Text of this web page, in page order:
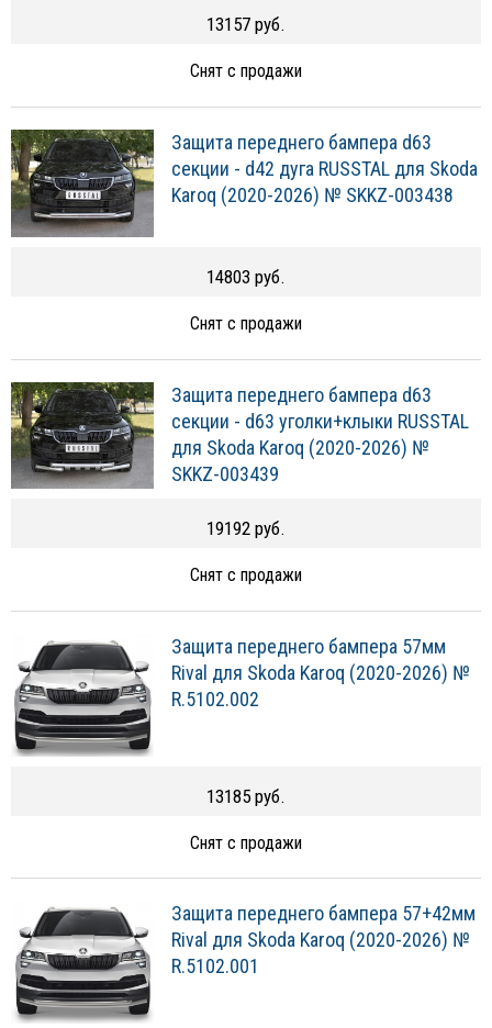
13157 руб.
Снят с продажи
Защита переднего бампера d63
секции - d42 дуга RUSSTAL для Skoda
Karoq (2020-2026) № SKKZ-003438
14803 руб.
Снят с продажи
Защита переднего бампера d63
секции - d63 уголки+клыки RUSSTAL
для Skoda Karoq (2020-2026) №
SKKZ-003439
19192 руб.
Снят с продажи
Защита переднего бампера 57мм
Rival для Skoda Karoq (2020-2026) №
R.5102.002
13185 руб.
Снят с продажи
Защита переднего бампера 57+42мм
Rival для Skoda Karoq (2020-2026) №
R.5102.001